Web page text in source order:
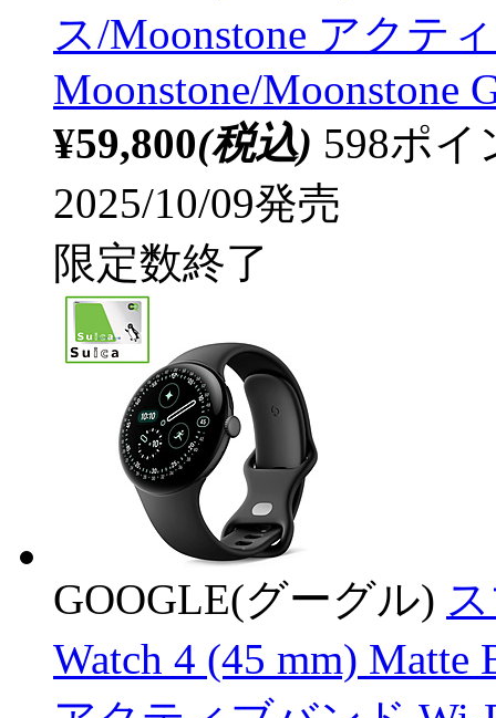
ス/Moonstone アクテ
Moonstone/Moonstone
¥59,800(税込) 598ポ
2025/10/09発売
限定数終了
GOOGLE(グーグル)
Watch 4 (45 mm)